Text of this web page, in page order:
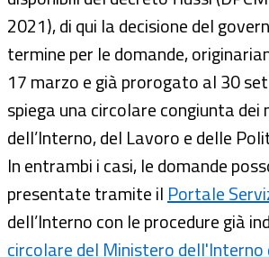
2021), di qui la decisione del
termine per le domande,
17 marzo e già prorogato al 30
spiega una circolare congiunta dei
dell’Interno, del Lavoro e delle
In entrambi i casi, le domande
presentate tramite il Portale
dell’Interno con le procedure già
circolare del Ministero dell'Interno